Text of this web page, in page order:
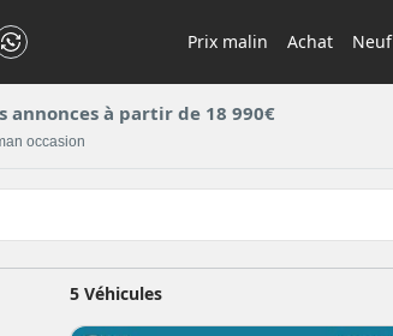
Prix malin Achat Neuf
annonces à partir de 18 990€
occasion
5 Véhicules